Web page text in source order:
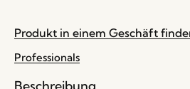
Produkt in einem Geschäft
Professionals